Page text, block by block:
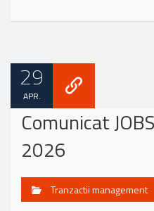
29
APR.
Comunicat
2026
Tranzactii management